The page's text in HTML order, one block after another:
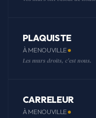
PLAQUISTE
À MENOUVILLE
Les murs droits, c'est nous.
CARRELEUR
À MENOUVILLE